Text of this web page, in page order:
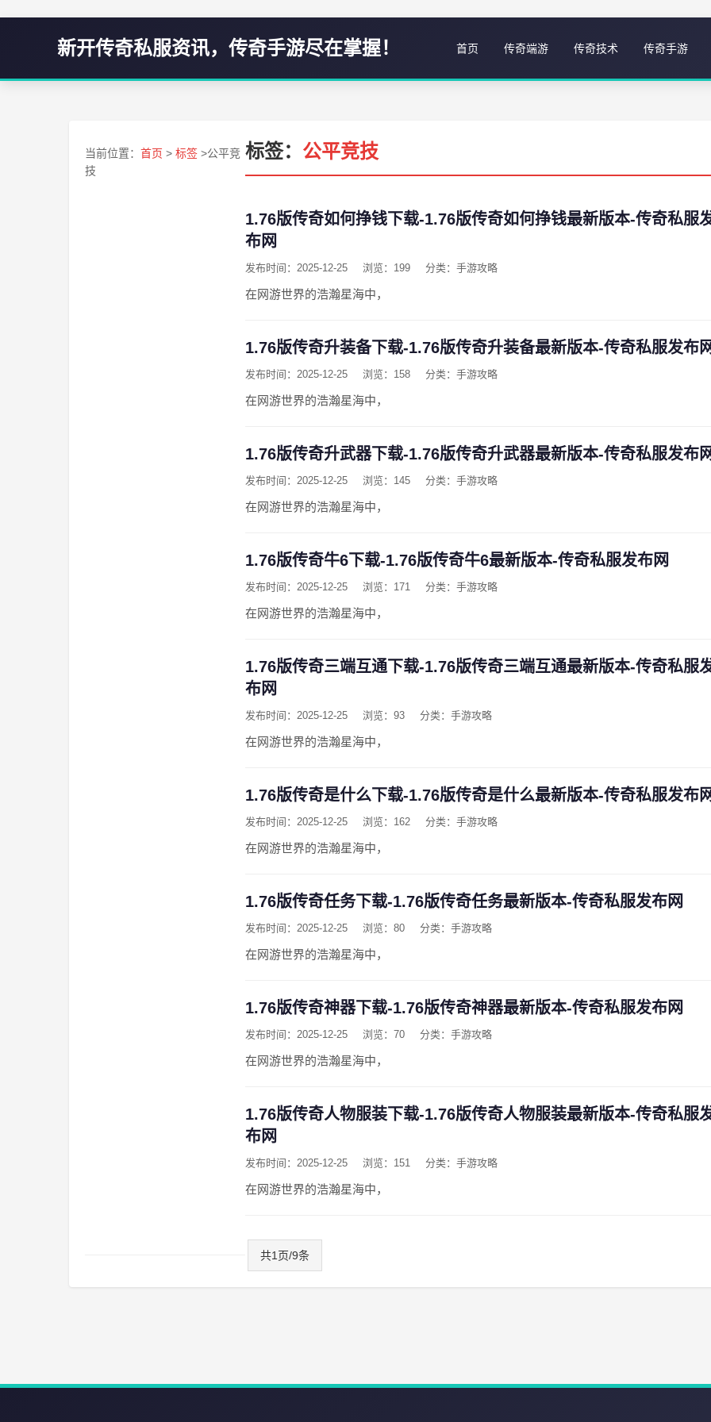
新开传奇私服资讯，传奇手游尽在掌握！ 首页 传奇端游 传奇技术 传奇手游
当前位置： 首页 > 标签 >公平竞
技
标签： 公平竞技
1.76版传奇如何挣钱下载-1.76版传奇如何挣钱最新版本-传奇私服
布网
发布时间：2025-12-25 浏览：199 分类：手游攻略
在网游世界的浩瀚星海中，
1.76版传奇升装备下载-1.76版传奇升装备最新版本-传奇私服发布
发布时间：2025-12-25 浏览：158 分类：手游攻略
在网游世界的浩瀚星海中，
1.76版传奇升武器下载-1.76版传奇升武器最新版本-传奇私服发布
发布时间：2025-12-25 浏览：145 分类：手游攻略
在网游世界的浩瀚星海中，
1.76版传奇牛6下载-1.76版传奇牛6最新版本-传奇私服发布网
发布时间：2025-12-25 浏览：171 分类：手游攻略
在网游世界的浩瀚星海中，
1.76版传奇三端互通下载-1.76版传奇三端互通最新版本-传奇私服
布网
发布时间：2025-12-25 浏览：93 分类：手游攻略
在网游世界的浩瀚星海中，
1.76版传奇是什么下载-1.76版传奇是什么最新版本-传奇私服发布
发布时间：2025-12-25 浏览：162 分类：手游攻略
在网游世界的浩瀚星海中，
1.76版传奇任务下载-1.76版传奇任务最新版本-传奇私服发布网
发布时间：2025-12-25 浏览：80 分类：手游攻略
在网游世界的浩瀚星海中，
1.76版传奇神器下载-1.76版传奇神器最新版本-传奇私服发布网
发布时间：2025-12-25 浏览：70 分类：手游攻略
在网游世界的浩瀚星海中，
1.76版传奇人物服装下载-1.76版传奇人物服装最新版本-传奇私服
布网
发布时间：2025-12-25 浏览：151 分类：手游攻略
在网游世界的浩瀚星海中，
共1页/9条